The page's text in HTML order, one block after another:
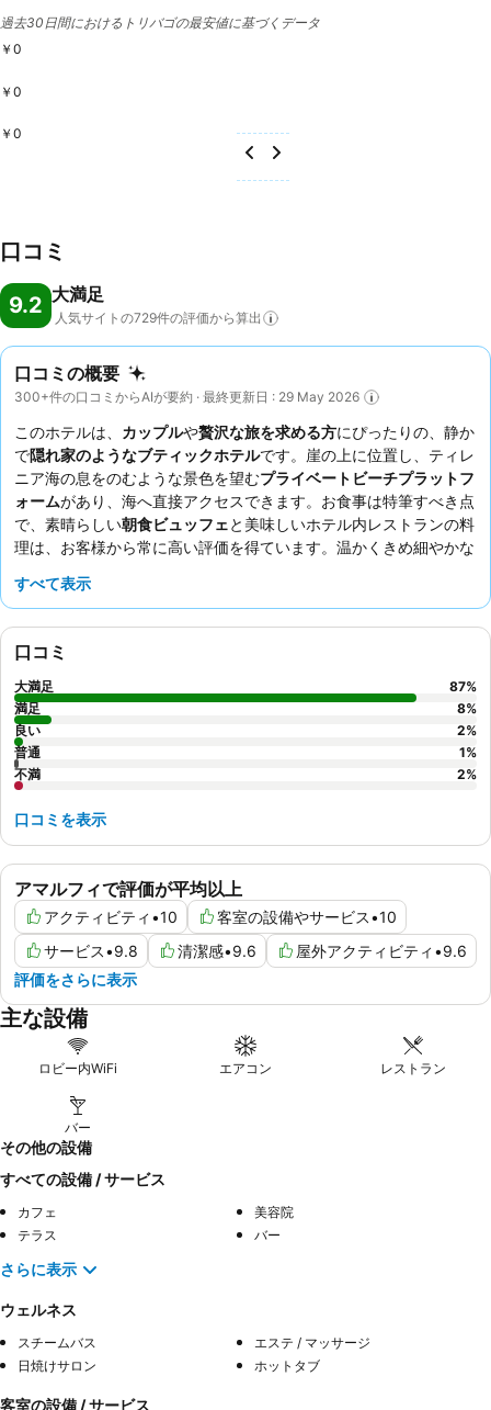
過去30日間におけるトリバゴの最安値に基づくデータ
￥0
￥0
￥0
口コミ
9.2 大満足
人気サイトの729件の評価から算出
口コミの概要
300+件の口コミからAIが要約 · 最終更新日 : 29 May 2026
このホテルは、 カップルや贅沢な旅を求める方にぴったりの、静か
で隠れ家のようなブティックホテルです。崖の上に位置し、ティレ
ニア海の息をのむような景色を望むプライベートビーチプラットフ
ォームがあり、海へ直接アクセスできます。お食事は特筆すべき点
で、素晴らしい朝食ビュッフェと美味しいホテル内レストランの料
理は、お客様から常に高い評価を得ています。温かくきめ細やかな
滞在を約束します。最も穏やかな体験を求めるなら、
すべて表示
アマルフィで評価が平均以上
アクティビティ •10 客室の設備やサービス•10
サービス•9.8 清潔感•9.6 屋外アクティビティ •9.6
評価をさらに表示
口コミ
大満足 87%
満足
8%
良い
2%
普通
1%
不満
2%
口コミを表示
主な設備
ロビー内WiFi エアコン レストラン
バー
その他の設備
すべての設備 / サービス
カフェ
美容院
テラス
バー
さらに表示
ウェルネス
スチームバス
エステ / マッサージ
日焼けサロン
ホットタブ
客室の設備 / サービス